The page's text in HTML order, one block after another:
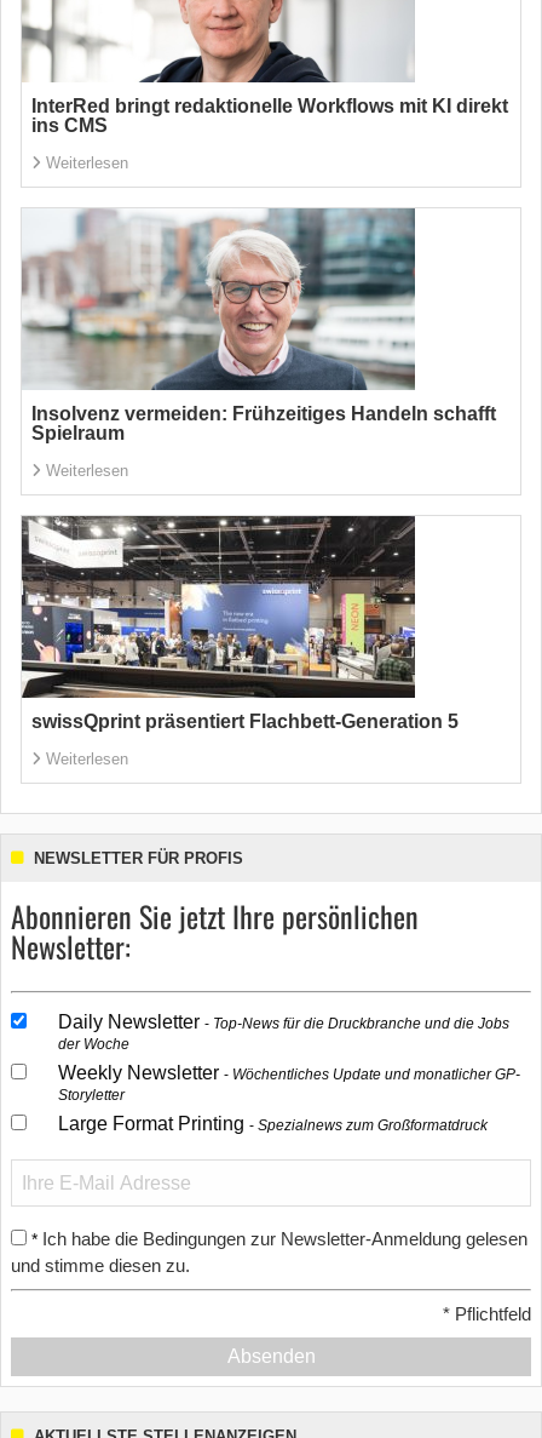
InterRed bringt redaktionelle Workflows mit KI direkt
ins CMS
Weiterlesen
Insolvenz vermeiden: Frühzeitiges Handeln schafft
Spielraum
Weiterlesen
swissQprint präsentiert Flachbett-Generation 5
Weiterlesen
NEWSLETTER FÜR PROFIS
Abonnieren Sie jetzt Ihre persönlichen
Newsletter:
Daily Newsletter
Top-News für die Druckbranche und die Jobs
der Woche
Weekly Newsletter
Wöchentliches Update und monatlicher GP-
Storyletter
Large Format Printing Spezialnews zum Großformatdruck
* Ich habe die Bedingungen zur Newsletter-Anmeldung gelesen
und stimme diesen zu.
* Pflichtfeld
Absenden